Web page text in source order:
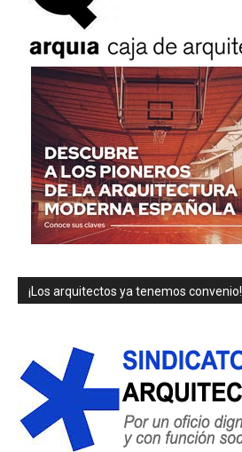
¡Los arquitectos ya tenemos convenio!